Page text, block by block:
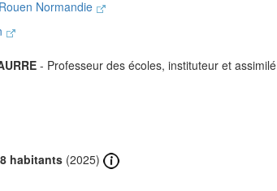
Normandie
- Professeur des écoles, instituteur et assimilé
habitants (2025)